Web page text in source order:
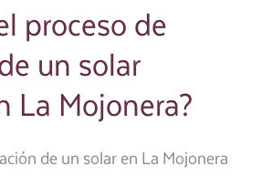
proceso de
un solar
La Mojonera?
de un solar en La Mojonera